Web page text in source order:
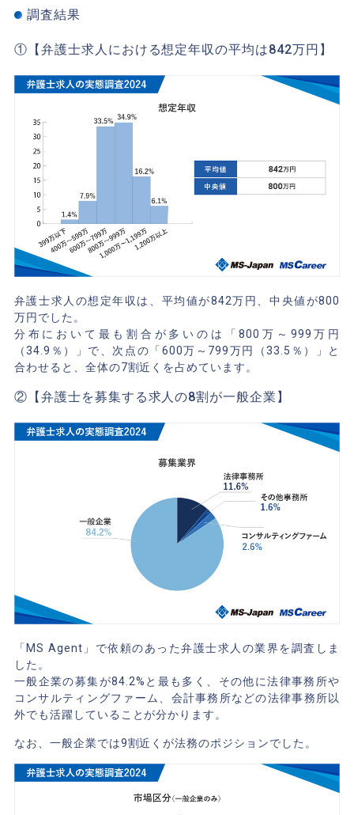
調査結果
①【弁護士求人における想定年収の平均は842万円】
弁護士求人の想定年収は、平均値が842万円、中央値が800
万円でした。
分布において最も割合が多いのは「800万～999万円
（34.9％）」で、次点の「600万～799万円（33.5％）」と
合わせると、全体の7割近くを占めています。
②【弁護士を募集する求人の8割が一般企業】
「MS Agent」で依頼のあった弁護士求人の業界を調査しま
した。
一般企業の募集が84.2%と最も多く、その他に法律事務所や
コンサルティングファーム、会計事務所などの法律事務所以
外でも活躍していることが分かります。
なお、一般企業では9割近くが法務のポジションでした。